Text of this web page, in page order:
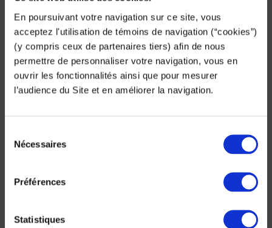
En poursuivant votre navigation sur ce site, vous
acceptez l'utilisation de témoins de navigation (“cookies”)
(y compris ceux de partenaires tiers) afin de nous
permettre de personnaliser votre navigation, vous en
ouvrir les fonctionnalités ainsi que pour mesurer
l’audience du Site et en améliorer la navigation.
Nécessaires
Préférences
Statistiques
Depuis que s’est-il passé ?
Le 24 décembre, cette canalisation casse de
nouveau à 4 endroits différents sur son tracé. Le
SITEUMHAL appelle la SADE pour intervenir en
urgence. Sébastien GILLES se rend sur place pour
lundi 28 décembre, les équipes interviennent pour
réaliser, sur 400 m, une canalisation de secours en